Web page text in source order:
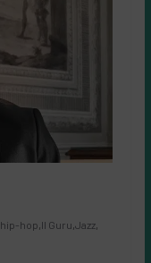
hip-hop Il Guru Jazz,